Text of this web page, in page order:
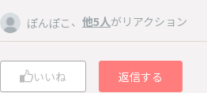
ぽんぽこ 、 他5人がリアクション
いいね 返信する